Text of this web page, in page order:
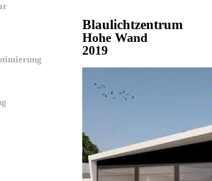
Blaulichtzentrum
Hohe Wand
2019